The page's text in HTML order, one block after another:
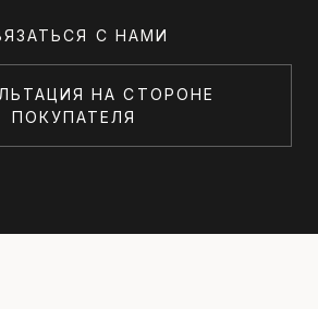
С НАМИ
НА СТОРОНЕ
ПОКУПАТЕЛЯ